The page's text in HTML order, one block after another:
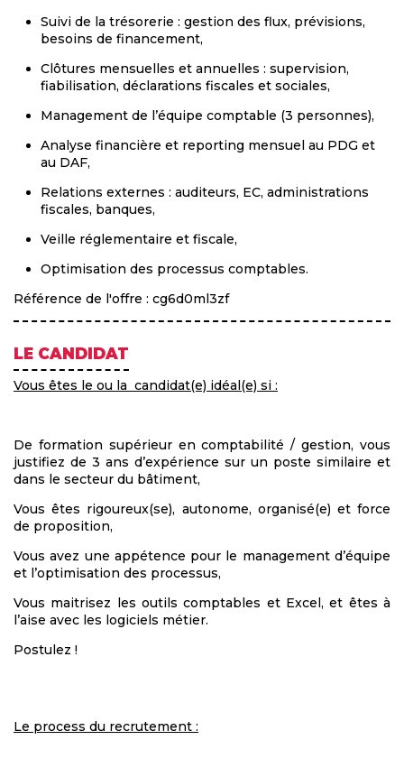
Suivi de la trésorerie : gestion des flux, prévisions,
besoins de financement,
Clôtures mensuelles et annuelles : supervision,
fiabilisation, déclarations fiscales et sociales,
Management de l’équipe comptable (3 personnes),
Analyse financière et reporting mensuel au PDG et
au DAF,
Relations externes : auditeurs, EC, administrations
fiscales, banques,
Veille réglementaire et fiscale,
Optimisation des processus comptables.
Référence de l'offre : cg6d0ml3zf
LE CANDIDAT
Vous êtes le ou la candidat(e) idéal(e) si :
De formation supérieur en comptabilité / gestion, vous
justifiez de 3 ans d’expérience sur un poste similaire et
dans le secteur du bâtiment,
Vous êtes rigoureux(se), autonome, organisé(e) et force
de proposition,
Vous avez une appétence pour le management d’équipe
et l’optimisation des processus,
Vous maitrisez les outils comptables et Excel, et êtes à
l’aise avec les logiciels métier.
Postulez !
Le process du recrutement :